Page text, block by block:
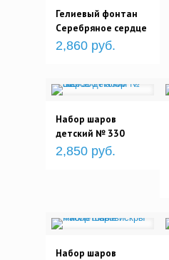
Гелиевый фонтан
Серебряное сердце
2,860 руб.
Набор шаров
детский № 330
2,850 руб.
Набор шаров